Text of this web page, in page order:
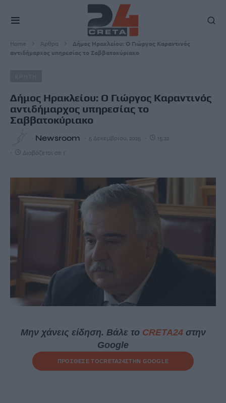
Home Άρθρα
Δήμος Ηρακλείου: Ο Γιώργος Καραντινός
αντιδήμαρχος υπηρεσίας το Σαββατοκύριακο
Δήμος Ηρακλείου: Ο Γιώργος Καραντινός
αντιδήμαρχος υπηρεσίας το
Σαββατοκύριακο
Newsroom 5 Δεκεμβρίου, 2025 15:22
Διαβάζεται σε 1'
Μην χάνεις είδηση. Βάλε το CRETA24στην
Google
ΠΡΟΣΘΕΣΕ ΤΟCRETA24ΣΤΗΝ GOOGLE